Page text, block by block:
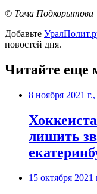
© Тома Подкорытова
Добавьте
новостей дня.
Читайте еще
8 ноября 2021
лишить
15 октября 2021